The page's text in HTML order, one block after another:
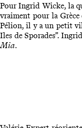
Pour Ingrid Wicke, la
vraiment pour la
Pélion, il y a un petit
Iles de Sporades”.
Mia.